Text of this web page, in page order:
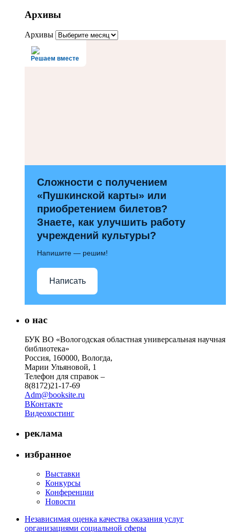
Архивы
Архивы
Решаем вместе
Сложности с получением
«Пушкинской карты» или
приобретением билетов?
Знаете, как улучшить работу
учреждений культуры?
Напишите — решим!
Написать
о нас
БУК ВО «Вологодская областная универсальная научная
библиотека»
Россия, 160000, Вологда,
Марии Ульяновой, 1
Телефон для справок –
8(8172)21-17-69
Adm@booksite.ru
ВКонтакте
Видеохостинг
реклама
избранное
Выставки
Конкурсы
Конференции
Новости
Независимая оценка качества оказания услуг
организациями социальной сферы